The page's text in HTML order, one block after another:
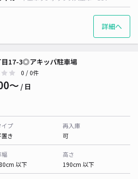
詳細へ
目17-3◎アキッパ駐車場
0 / 0件
〜 / 日
イプ
き
再入庫
可
幅
以下
高さ
190cm 以下